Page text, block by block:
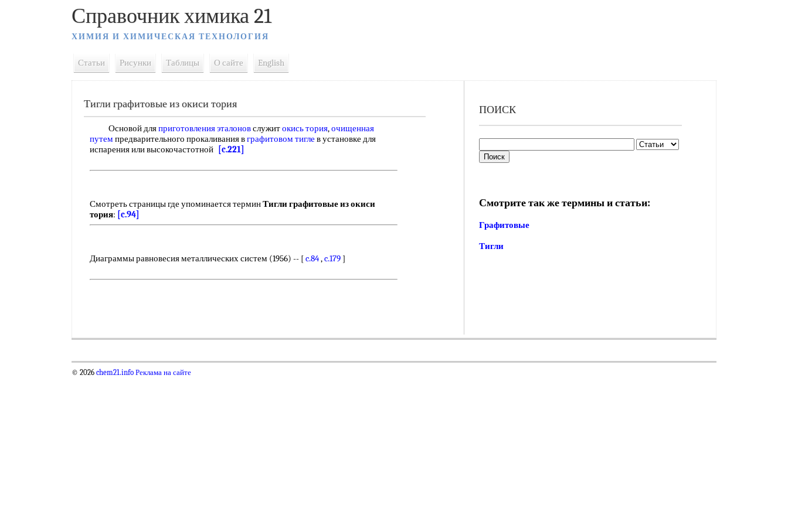
Справочник химика 21
ХИМИЯ И ХИМИЧЕСКАЯ ТЕХНОЛОГИЯ
Статьи Рисунки Таблицы О сайте English
Тигли графитовые из окиси тория
Основой дляприготовления эталоновслужитокись тория,очищенная
путем предварительного прокаливания вграфитовом тигле в установке для
испарения или высокочастотной
[c.221]
Смотреть страницы где упоминается терминТигли графитовые из окиси
тория: [c.94]
Диаграммы равновесия металлических систем (1956) -- [c.84,c.179 ]
ПОИСК
Смотрите так же термины и статьи:
Графитовые
Тигли
© 2026 chem21.info Реклама на сайте